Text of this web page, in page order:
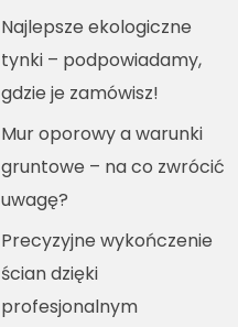
Najlepsze ekologiczne
tynki – podpowiadamy,
gdzie je zamówisz!
Mur oporowy a warunki
gruntowe – na co zwrócić
uwagę?
Precyzyjne wykończenie
ścian dzięki
profesjonalnym